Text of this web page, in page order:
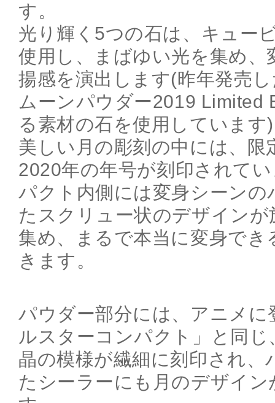
す。
光り輝く5つの石は、キュー
使用し、まばゆい光を集め、
揚感を演出します(昨年発売
ムーンパウダー2019 Limited
る素材の石を使用しています
美しい月の彫刻の中には、限
2020年の年号が刻印されて
パクト内側には変身シーン
たスクリュー状のデザイン
集め、まるで本当に変身で
きます。
パウダー部分には、アニメ
ルスターコンパクト」と同
晶の模様が繊細に刻印され、
たシーラーにも月のデザイ